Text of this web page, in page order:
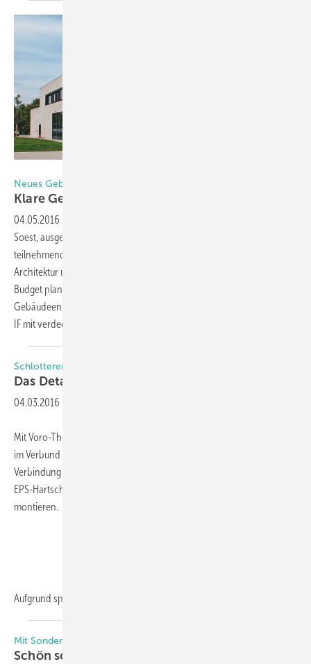
Neues Gebäude für HochschulCampus in Lippstadt
Klare Gestaltung bis ins
04.05.2016
Soest, ausgelobten Planungswettbewerb setzte sich unter
teilnehmenden Architekturbüros der Entwurf der Düsseldorfer RKW
Architektur und Städtebau durch. Mit einem vergleichsweise kleinen
Budget plante das Büro ein gradliniges, lichtdurchflutetes
Gebäudeensemble. In der Fassade kam die Serie Hueck Lambda 77 L
IF mit verdeckten Flügeln zum Einsatz.
Schlotterer setzt auf normgerechte Montage
Das Detail
04.03.2016
Mit Voro-Therm sollen Wärmedämmung und eine nachweisbare Statik
im Verbund von Fenster und Rollladen / Raffstore eine innovative
Verbindung eingehen. Der hoch wärmedämmende Sturzblock aus
EPS-Hartschaum sei leicht zu transportieren und einfach zu
montieren.
Aufgrund spezieller...
Mit Sonderbeschlag sicher gerastet und flexibel zu öffnen
Schön schräg und knifflig im